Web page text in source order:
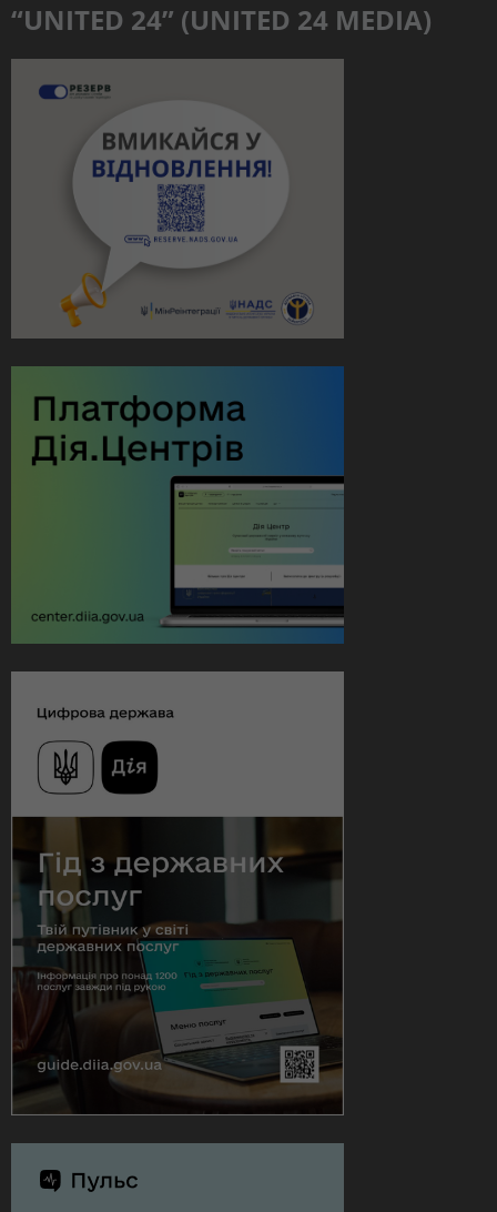
“UNITED 24” (UNITED 24 MEDIA)